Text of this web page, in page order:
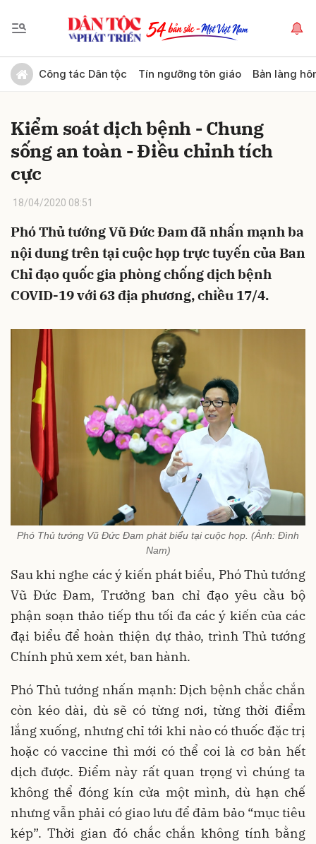
Công tác Dân tộc Tín ngưỡng tôn giáo Bản làng
Kiểm soát dịch bệnh - Chung
sống an toàn - Điều chỉnh tích
cực
18/04/2020 08:51
Phó Thủ tướng Vũ Đức Đam đã nhấn mạnh ba
nội dung trên tại cuộc họp trực tuyến của Ban
Chỉ đạo quốc gia phòng chống dịch bệnh
COVID-19 với 63 địa phương, chiều 17/4.
Phó Thủ tướng Vũ Đức Đam phát biểu tại cuộc họp. (Ảnh: Đình
Nam)
Sau khi nghe các ý kiến phát biểu, Phó Thủ tướng
Vũ Đức Đam, Trưởng ban chỉ đạo yêu cầu bộ
phận soạn thảo tiếp thu tối đa các ý kiến của các
đại biểu để hoàn thiện dự thảo, trình Thủ tướng
Chính phủ xem xét, ban hành.
Phó Thủ tướng nhấn mạnh: Dịch bệnh chắc chắn
còn kéo dài, dù sẽ có từng nơi, từng thời điểm
lắng xuống, nhưng chỉ tới khi nào có thuốc đặc trị
hoặc có vaccine thì mới có thể coi là cơ bản hết
dịch được. Điểm này rất quan trọng vì chúng ta
không thể đóng kín cửa một mình, dù hạn chế
nhưng vẫn phải có giao lưu để đảm bảo “mục tiêu
kép”. Thời gian đó chắc chắn không tính bằng
Gửi bình luận